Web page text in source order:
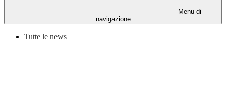
Menu di
navigazione
Tutte le news